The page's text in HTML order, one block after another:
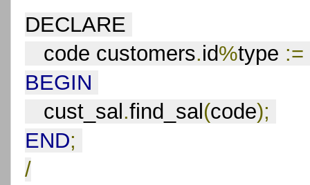
DECLARE
code customers.id%type :=
BEGIN
cust_sal .find_sal (code);
END;
/